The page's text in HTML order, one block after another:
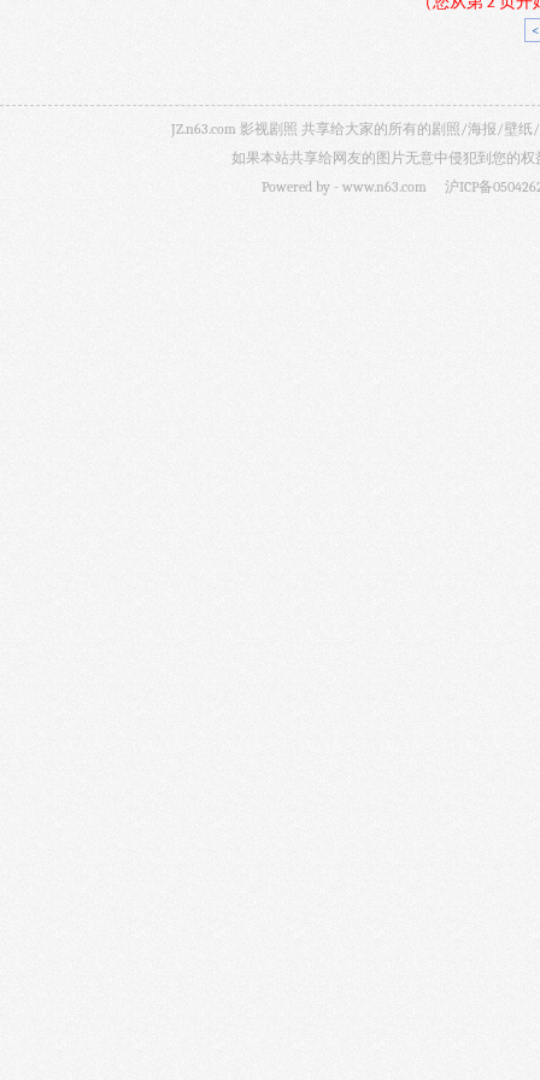
JZ.n63.com 影视剧照 共享给大家的所有的剧照/海报/壁
如果本站共享给网友的图片无意中侵犯到您的
Powered by - www.n63.com 沪ICP备